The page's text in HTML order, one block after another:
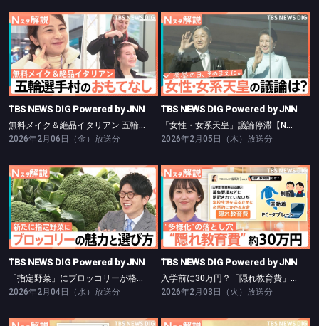
TBS NEWS DIG Powered by JNN
TBS NEWS DIG Powered by JNN
無料メイク＆絶品イタリアン 五輪選手村【Nスタ】
2026年2月06日（金）放送分
TBS NEWS DIG Powered by JNN
「女性・女系天皇」議論停滞【Nスタ】
TBS NEWS DIG Powered by JNN
「女性・女系天皇」議論停滞【Nスタ】
2026年2月05日（木）放送分
TBS NEWS DIG Powered by JNN
「指定野菜」にブロッコリーが格上げ【Nスタ】
TBS NEWS DIG Powered by JNN
「指定野菜」にブロッコリーが格上げ【Nスタ】
2026年2月04日（水）放送分
TBS NEWS DIG Powered by JNN
入学前に30万円？「隠れ教育費」の実態【Nスタ】
TBS NEWS DIG Powered by JNN
入学前に30万円？「隠れ教育費」の実態【Nスタ】
2026年2月03日（火）放送分